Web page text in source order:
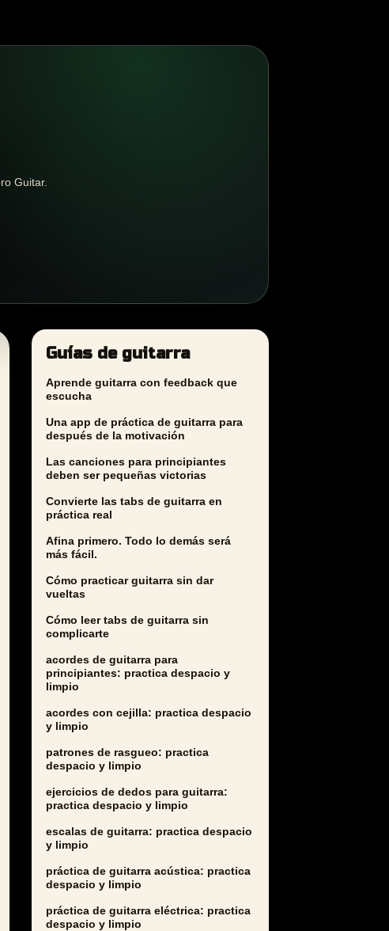
Guitar.
Guías de guitarra
Aprende guitarra con feedback que
escucha
Una app de práctica de guitarra para
después de la motivación
Las canciones para principiantes
deben ser pequeñas victorias
Convierte las tabs de guitarra en
práctica real
Afina primero. Todo lo demás será
más fácil.
Cómo practicar guitarra sin dar
vueltas
Cómo leer tabs de guitarra sin
complicarte
acordes de guitarra para
principiantes: practica despacio y
limpio
acordes con cejilla: practica despacio
y limpio
patrones de rasgueo: practica
despacio y limpio
ejercicios de dedos para guitarra:
practica despacio y limpio
escalas de guitarra: practica despacio
y limpio
práctica de guitarra acústica: practica
despacio y limpio
práctica de guitarra eléctrica: practica
despacio y limpio